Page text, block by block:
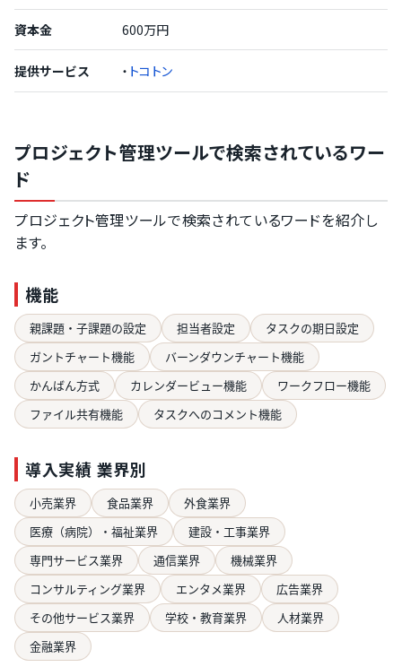
資本金 600万円
提供サービス ・ トコトン
プロジェクト管理ツールで検索されているワー
ド
プロジェクト管理ツールで検索されているワードを紹介し
ます。
機能
親課題・子課題の設定 担当者設定
タスクの期日設定
ガントチャート機能
バーンダウンチャート機能
かんばん方式
カレンダービュー機能
ワークフロー機能
ファイル共有機能
タスクへのコメント機能
導入実績 業界別
小売業界 食品業界
外食業界
医療（病院）・福祉業界
建設・工事業界
専門サービス業界
通信業界
機械業界
コンサルティング業界
エンタメ業界
広告業界
その他サービス業界
学校・教育業界
人材業界
金融業界